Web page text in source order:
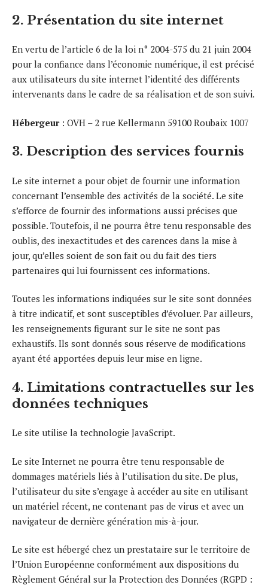
2. Présentation du site internet
En vertu de l’article 6 de la loi n° 2004-575 du 21 juin 2004
pour la confiance dans l’économie numérique, il est précisé
aux utilisateurs du site internet l’identité des différents
intervenants dans le cadre de sa réalisation et de son suivi.
Hébergeur: OVH – 2 rue Kellermann 59100 Roubaix 1007
3. Description des services fournis
Le site internet a pour objet de fournir une information
concernant l’ensemble des activités de la société. Le site
s’efforce de fournir des informations aussi précises que
possible. Toutefois, il ne pourra être tenu responsable des
oublis, des inexactitudes et des carences dans la mise à
jour, qu’elles soient de son fait ou du fait des tiers
partenaires qui lui fournissent ces informations.
Toutes les informations indiquées sur le site sont données
à titre indicatif, et sont susceptibles d’évoluer. Par ailleurs,
les renseignements figurant sur le site ne sont pas
exhaustifs. Ils sont donnés sous réserve de modifications
ayant été apportées depuis leur mise en ligne.
4. Limitations contractuelles sur les
données techniques
Le site utilise la technologie JavaScript.
Le site Internet ne pourra être tenu responsable de
dommages matériels liés à l’utilisation du site. De plus,
l’utilisateur du site s’engage à accéder au site en utilisant
un matériel récent, ne contenant pas de virus et avec un
navigateur de dernière génération mis-à-jour.
Le site est hébergé chez un prestataire sur le territoire de
l’Union Européenne conformément aux dispositions du
Règlement Général sur la Protection des Données (RGPD :